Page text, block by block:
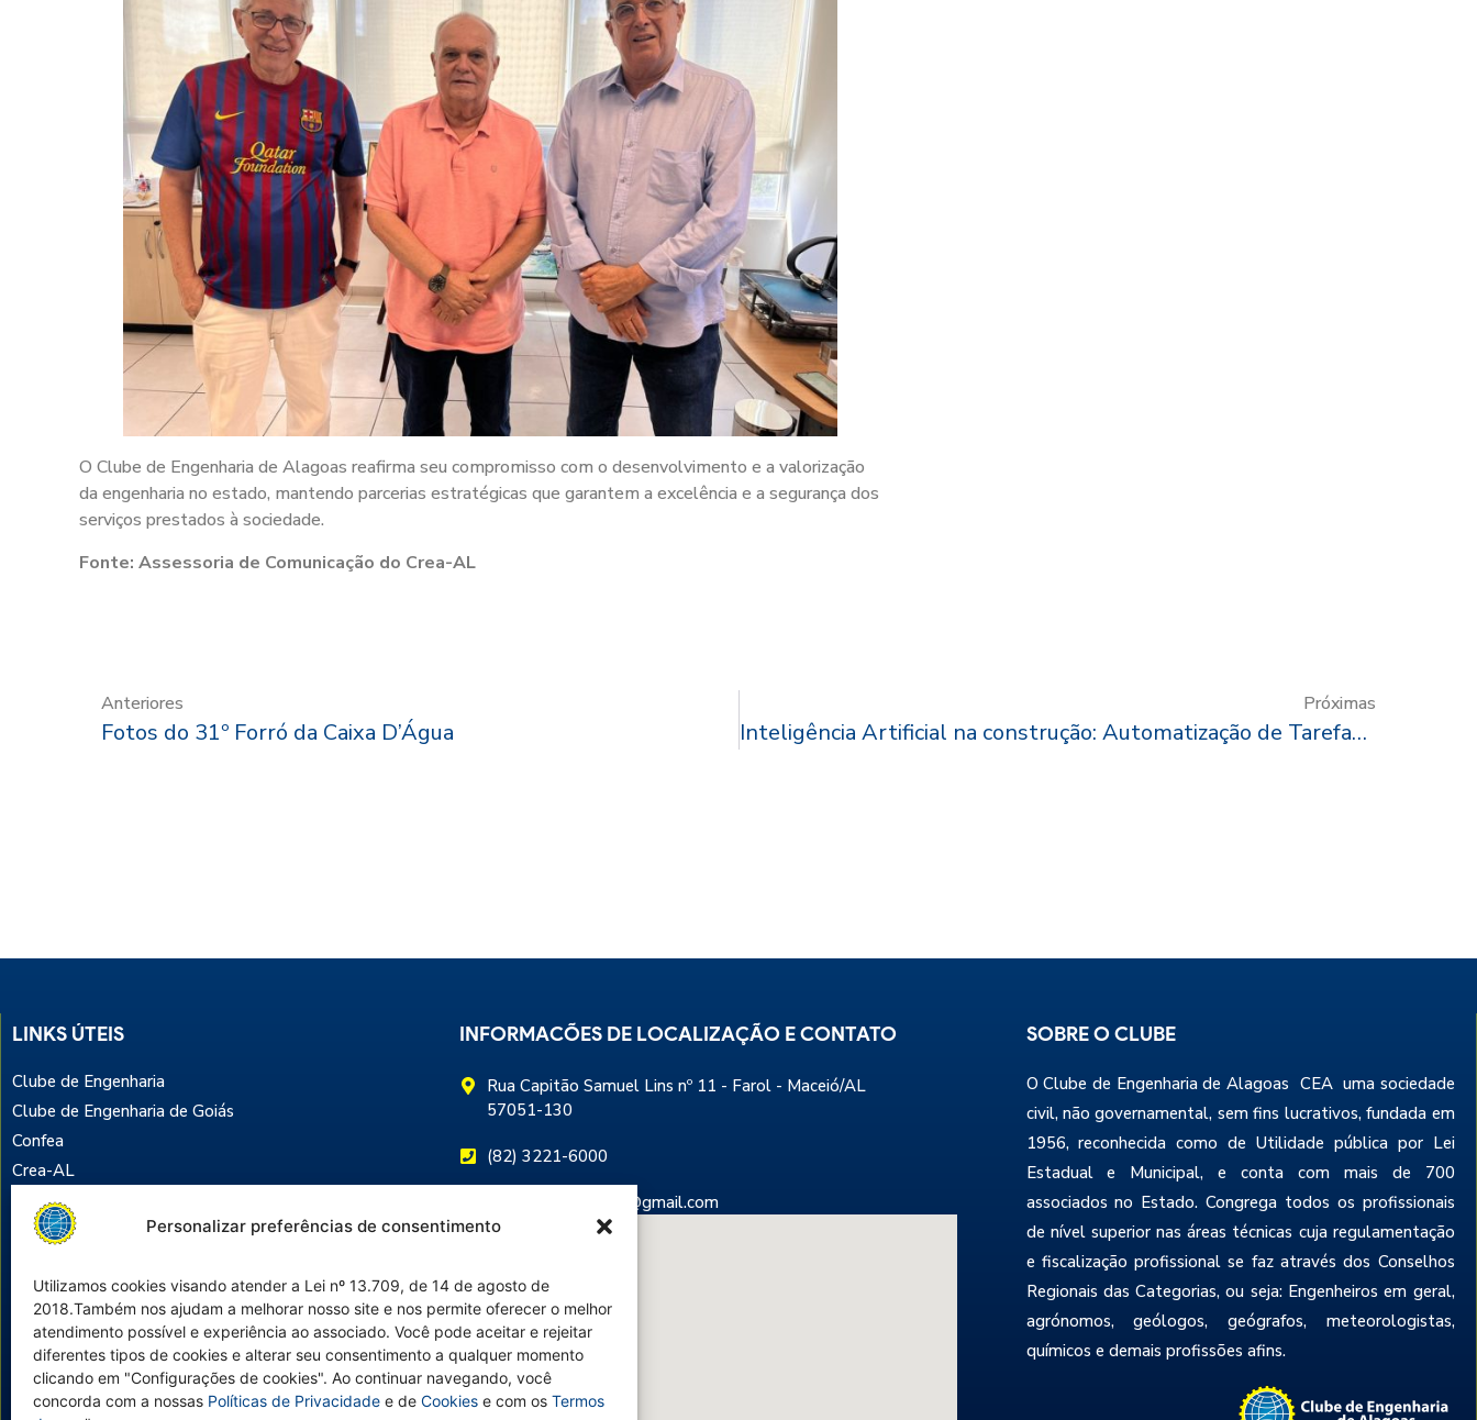
Personalizar preferências de consentimento
Utilizamos cookies visando atender a Lei nº 13.709, de 14 de agosto de
2018.Também nos ajudam a melhorar nosso site e nos permite oferecer o melhor
atendimento possível e experiência ao associado. Você pode aceitar e rejeitar
diferentes tipos de cookies e alterar seu consentimento a qualquer momento
clicando em "Configurações de cookies". Ao continuar navegando, você
concorda com a nossas Políticas de Privacidade e de Cookies e com os Termos
O Clube de Engenharia de Alagoas reafirma seu compromisso com o desenvolvimento e a valorização
da engenharia no estado, mantendo parcerias estratégicas que garantem a excelência e a segurança dos
serviços prestados à sociedade.
Fonte: Assessoria de Comunicação do Crea-AL
Anteriores
Fotos do 31º Forró da Caixa D’Água
Próximas
Inteligência Artificial na construção: Automatização de Tarefas e Gestão
LINKS ÚTEIS
Clube de Engenharia
Clube de Engenharia de Goiás
Confea
Crea-AL
Instituto de Engenharia de São Paulo
Sociedade Mineira de Engenheiros
INFORMACÕES DE LOCALIZAÇÃO E CONTATO
Rua Capitão Samuel Lins nº 11 - Farol - Maceió/AL
57051-130
(82) 3221-6000
clubedeengenharia@gmail.com
SOBRE O CLUBE
O Clube de Engenharia de Alagoas CEA uma sociedade
civil, não governamental, sem fins lucrativos, fundada em
1956, reconhecida como de Utilidade pública por Lei
Estadual e Municipal, e conta com mais de 700
associados no Estado. Congrega todos os profissionais
de nível superior nas áreas técnicas cuja regulamentação
e fiscalização profissional se faz através dos Conselhos
Regionais das Categorias, ou seja: Engenheiros em geral,
agrónomos, geólogos, geógrafos, meteorologistas,
químicos e demais profissões afins.